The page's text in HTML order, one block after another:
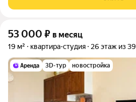
монолитный, окна выходят
53 000 ₽ в месяц
19 м² квартира-студия 26 этаж из 39
3D-тур новостройка